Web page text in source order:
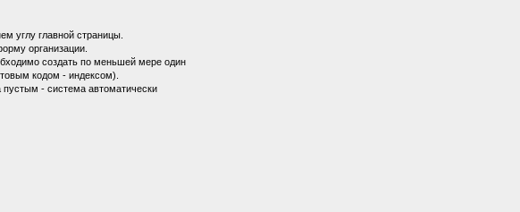
углу главной страницы.
организации.
создать по меньшей мере один
кодом - индексом).
пустым - система автоматически